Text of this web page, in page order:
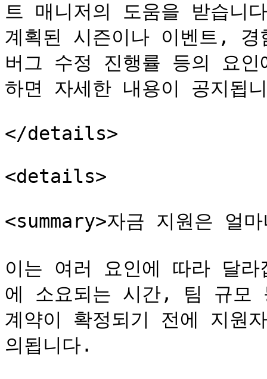
트 매니저의 도움을 받습니
계획된 시즌이나 이벤트,
버그 수정 진행률 등의 요
하면 자세한 내용이 공지됩
</details>
<details>
<summary>자금 지원은 얼
이는 여러 요인에 따라 달
에 소요되는 시간, 팀 규모
계약이 확정되기 전에 지원
의됩니다.